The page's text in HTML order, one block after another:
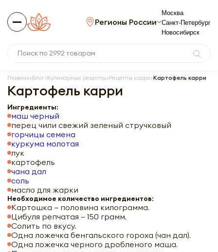
Регионы России
Москва
Санкт-Петербург
Новосибирск
Главная Блог Кулинарные рецепты Рецепты карри Картофель карри
Картофель карри
Ингредиенты:
маш черный
перец чили свежий зеленый стручковый
горчицы семена
куркума молотая
лук
картофель
чана дал
соль
масло для жарки
Необходимое количество ингредиентов:
Картошка – половина килограмма.
Цибуля репчатая – 150 грамм.
Солить по вкусу.
Одна ложечка бенгальского гороха (чан дал).
Одна ложечка черного дробленого маша.